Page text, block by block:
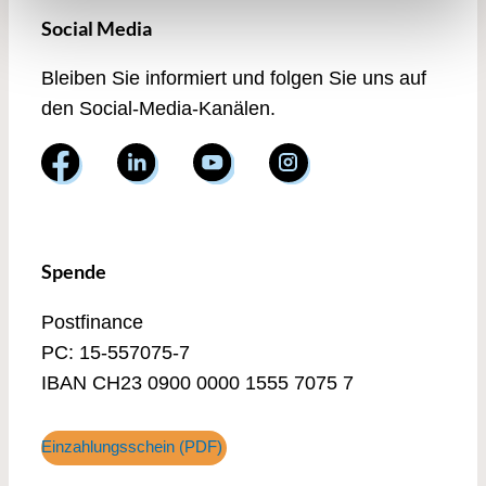
Social Media
Bleiben Sie informiert und folgen Sie uns auf
den Social-Media-Kanälen.
Spende
Postfinance
PC: 15-557075-7
IBAN CH23 0900 0000 1555 7075 7
Einzahlungsschein (PDF)